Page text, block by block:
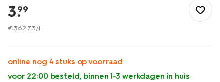
gezond/make-
up/nagellak/long-
lasting-
lasting-
1029-
smiley-
3.
99
€362.73/l
online nog 4 stuks op voorraad
voor 22:00 besteld, binnen 1-3 werkdagen in huis